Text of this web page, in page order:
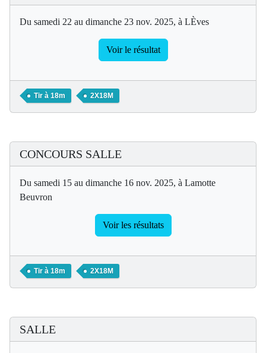
Du samedi 22 au dimanche 23 nov. 2025, à LÈves
Voir le résultat
Tir à 18m 2X18M
CONCOURS SALLE
Du samedi 15 au dimanche 16 nov. 2025, à Lamotte
Beuvron
Voir les résultats
Tir à 18m 2X18M
SALLE